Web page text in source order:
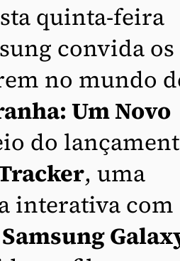
quinta-feira
convida os
no mundo
Um Novo
do
, uma
interativa com
Samsung